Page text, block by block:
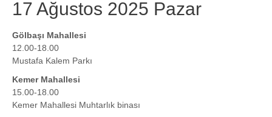
17 Ağustos 2025 Pazar
Gölbaşı Mahallesi
12.00-18.00
Mustafa Kalem Parkı
Kemer Mahallesi
15.00-18.00
Kemer Mahallesi Muhtarlık binası